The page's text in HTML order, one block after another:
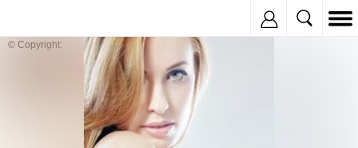
© Copyright: